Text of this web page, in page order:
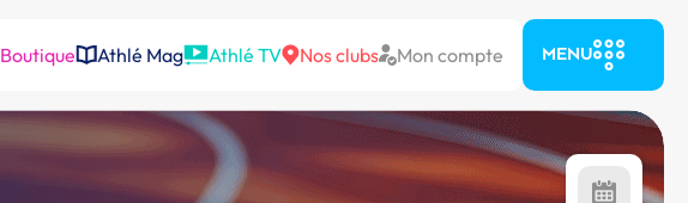
Boutique Athlé Mag Athlé TV Nos clubs Mon compte MENU